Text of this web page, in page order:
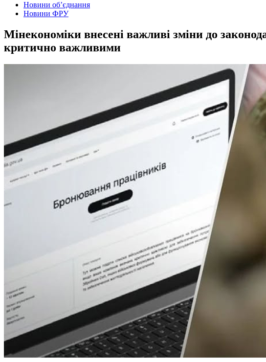
Новини об’єднання
Новини ФРУ
Мінекономіки внесені важливі зміни до
критично важливими